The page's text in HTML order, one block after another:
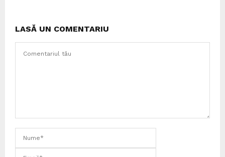
LASĂ UN COMENTARIU